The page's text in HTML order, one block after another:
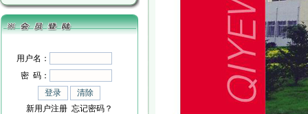
用户名：
密 码：
新用户注册 忘记密码？